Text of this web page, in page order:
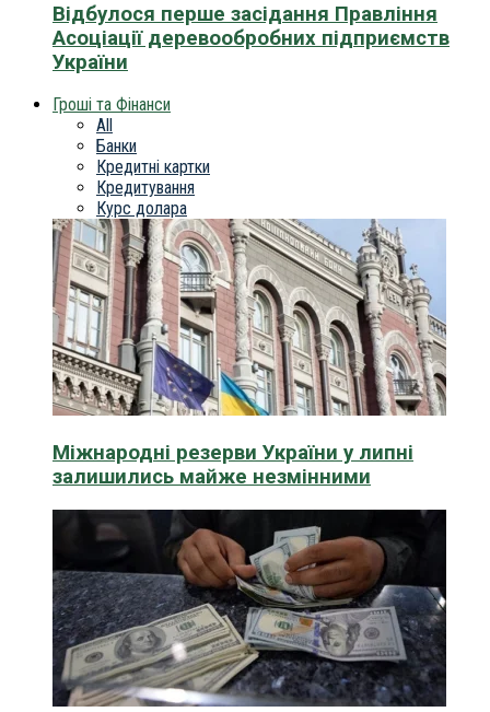
Відбулося перше засідання Правління
Асоціації деревообробних підприємств
України
Гроші та Фінанси
All
Банки
Кредитні картки
Кредитування
Курс долара
Міжнародні резерви України у липні
залишились майже незмінними